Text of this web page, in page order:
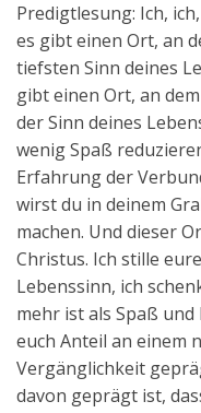
Predigtlesung: Ich,
es gibt einen Ort, an
tiefsten Sinn deines
gibt einen Ort, an
der Sinn deines
wenig Spaß
Erfahrung der
wirst du in deinem
machen. Und dieser
Christus. Ich stille
Lebenssinn, ich
mehr ist als Spaß
euch Anteil an einem
Vergänglichkeit
davon geprägt ist,